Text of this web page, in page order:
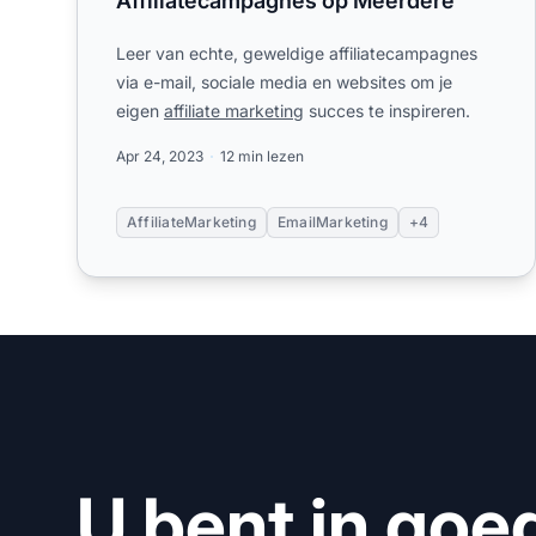
Leer van echte, geweldige affiliatecampagnes
via e-mail, sociale media en websites om je
eigen affiliate marketing succes te inspireren.
Apr 24, 2023 12 min lezen
AffiliateMarketing EmailMarketing +4